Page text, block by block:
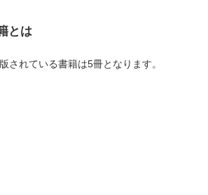
とは
されている書籍は5冊となります。